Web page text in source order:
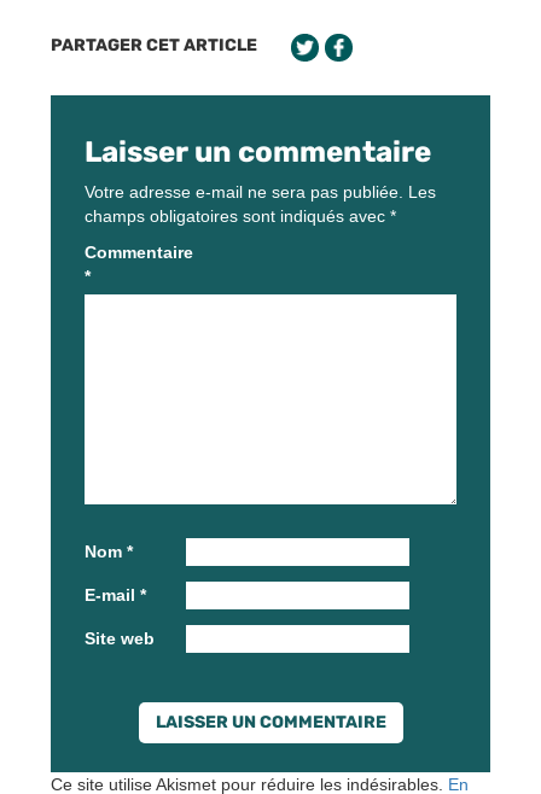
PARTAGER CET ARTICLE
Laisser un commentaire
Votre adresse e-mail ne sera pas publiée. Les
champs obligatoires sont indiqués avec *
Commentaire
*
Nom *
E-mail *
Site web
Ce site utilise Akismet pour réduire les indésirables. En